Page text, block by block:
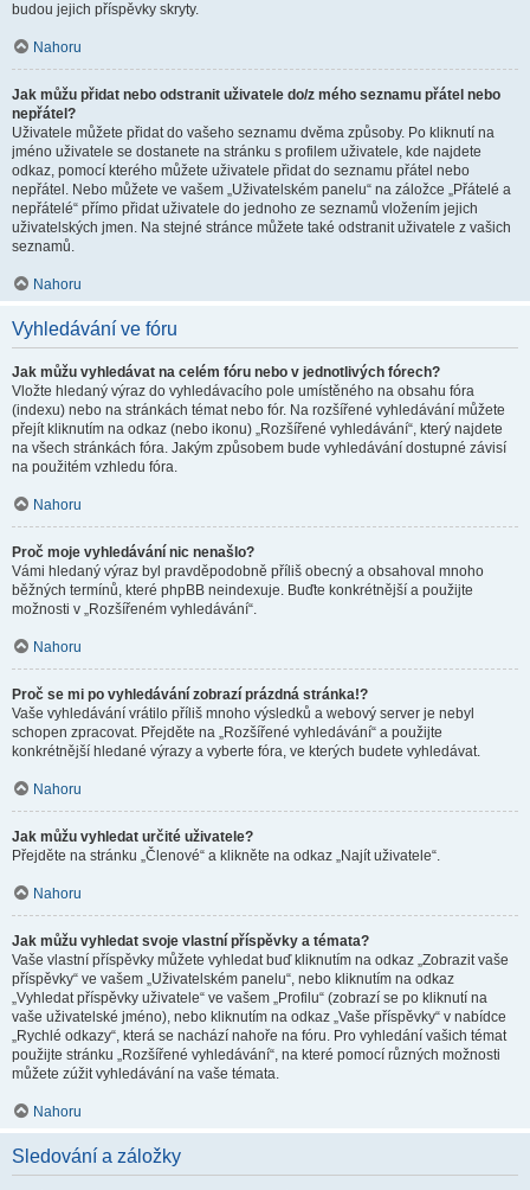
budou jejich příspěvky skryty.
Nahoru
Jak můžu přidat nebo odstranit uživatele do/z mého seznamu přátel nebo
nepřátel?
Uživatele můžete přidat do vašeho seznamu dvěma způsoby. Po kliknutí na
jméno uživatele se dostanete na stránku s profilem uživatele, kde najdete
odkaz, pomocí kterého můžete uživatele přidat do seznamu přátel nebo
nepřátel. Nebo můžete ve vašem „Uživatelském panelu“ na záložce „Přátelé a
nepřátelé“ přímo přidat uživatele do jednoho ze seznamů vložením jejich
uživatelských jmen. Na stejné stránce můžete také odstranit uživatele z vašich
seznamů.
Nahoru
Vyhledávání ve fóru
Jak můžu vyhledávat na celém fóru nebo v jednotlivých fórech?
Vložte hledaný výraz do vyhledávacího pole umístěného na obsahu fóra
(indexu) nebo na stránkách témat nebo fór. Na rozšířené vyhledávání můžete
přejít kliknutím na odkaz (nebo ikonu) „Rozšířené vyhledávání“, který najdete
na všech stránkách fóra. Jakým způsobem bude vyhledávání dostupné závisí
na použitém vzhledu fóra.
Nahoru
Proč moje vyhledávání nic nenašlo?
Vámi hledaný výraz byl pravděpodobně příliš obecný a obsahoval mnoho
běžných termínů, které phpBB neindexuje. Buďte konkrétnější a použijte
možnosti v „Rozšířeném vyhledávání“.
Nahoru
Proč se mi po vyhledávání zobrazí prázdná stránka!?
Vaše vyhledávání vrátilo příliš mnoho výsledků a webový server je nebyl
schopen zpracovat. Přejděte na „Rozšířené vyhledávání“ a použijte
konkrétnější hledané výrazy a vyberte fóra, ve kterých budete vyhledávat.
Nahoru
Jak můžu vyhledat určité uživatele?
Přejděte na stránku „Členové“ a klikněte na odkaz „Najít uživatele“.
Nahoru
Jak můžu vyhledat svoje vlastní příspěvky a témata?
Vaše vlastní příspěvky můžete vyhledat buď kliknutím na odkaz „Zobrazit vaše
příspěvky“ ve vašem „Uživatelském panelu“, nebo kliknutím na odkaz
„Vyhledat příspěvky uživatele“ ve vašem „Profilu“ (zobrazí se po kliknutí na
vaše uživatelské jméno), nebo kliknutím na odkaz „Vaše příspěvky“ v nabídce
„Rychlé odkazy“, která se nachází nahoře na fóru. Pro vyhledání vašich témat
použijte stránku „Rozšířené vyhledávání“, na které pomocí různých možnosti
můžete zúžit vyhledávání na vaše témata.
Nahoru
Sledování a záložky